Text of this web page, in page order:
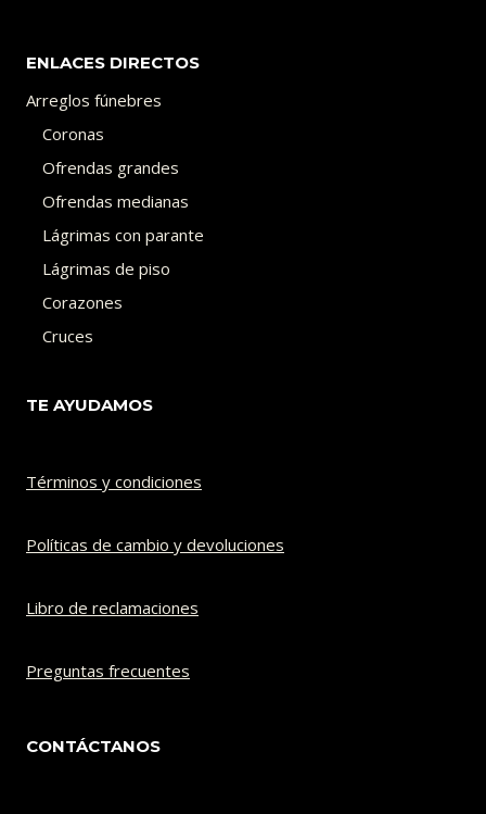
ENLACES DIRECTOS
Arreglos fúnebres
Coronas
Ofrendas grandes
Ofrendas medianas
Lágrimas con parante
Lágrimas de piso
Corazones
Cruces
TE AYUDAMOS
Términos y condiciones
Políticas de cambio y devoluciones​
Libro de reclamaciones
Preguntas frecuentes
CONTÁCTANOS